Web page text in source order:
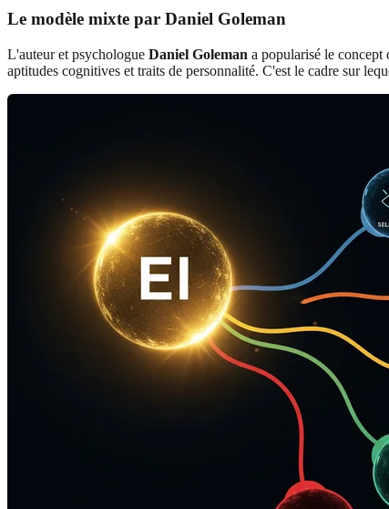
Le modèle mixte par Daniel Goleman
L'auteur et psychologue Daniel Goleman a popularisé le
aptitudes cognitives et traits de personnalité. C'est le cadre sur